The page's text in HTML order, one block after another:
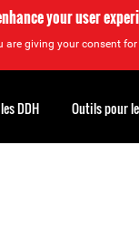
your user
are giving your consent
DDH Outils pour